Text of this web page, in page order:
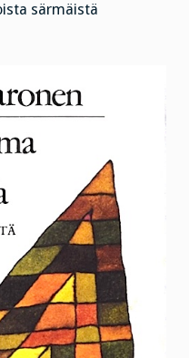
särmäistä